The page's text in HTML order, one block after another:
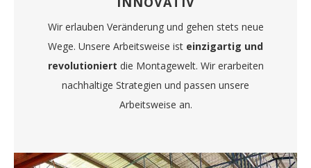
Wir erlauben Veränderung und gehen stets neue
Wege. Unsere Arbeitsweise ist einzigartig und
revolutioniert die Montagewelt. Wir erarbeiten
nachhaltige Strategien und passen unsere
Arbeitsweise an.